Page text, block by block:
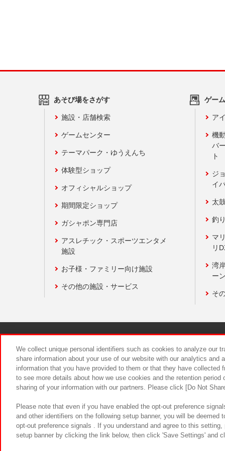
あそび場をさがす
施設・店舗検索
ゲームセンター
テーマパーク・ゆうえんち
体験型ショップ
オフィシャルショップ
期間限定ショップ
ガシャポン専門店
アスレチック・スポーツエンタメ
施設
お子様・ファミリー向け施設
その他の施設・サービス
ゲー
ア
機
バ
ト
ジ
イ
太
釣
マ
リ
湾
ー
そ
食品のご
We collect unique personal identifiers such as cookies to analyze our
share information about your use of our website with our analytics and
information that you have provided to them or that they have
to see more details about how we use cookies and the retention
sharing of your information with our partners. Please click [Do Not
Please note that even if you have enabled the opt-out preference
and other identifiers on the following setup banner, you will be
opt-out preference signals . If you understand and agree to this
setup banner by clicking the link below, then click 'Save Settings' and